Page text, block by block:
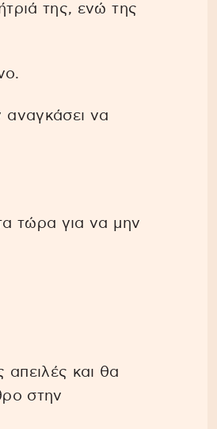
της, ενώ της
αναγκάσει να
τώρα για να μην
απειλές και θα
στην